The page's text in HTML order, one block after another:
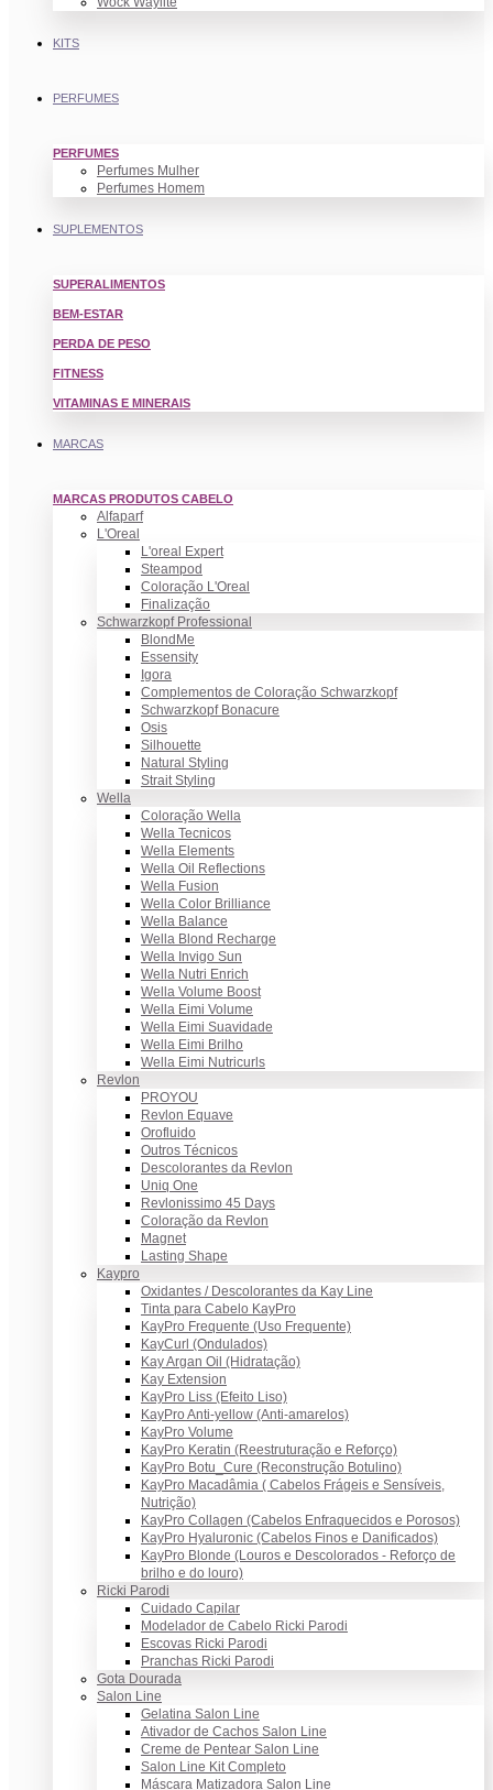
KITS
PERFUMES
PERFUMES
Perfumes Mulher
Perfumes Homem
SUPLEMENTOS
SUPERALIMENTOS
BEM-ESTAR
PERDA DE PESO
FITNESS
VITAMINAS E MINERAIS
MARCAS
MARCAS PRODUTOS CABELO
Alfaparf
L'Oreal
L'oreal Expert
Steampod
Coloração L'Oreal
Finalização
Schwarzkopf Professional
BlondMe
Essensity
Igora
Complementos de Coloração Schwarzkopf
Schwarzkopf Bonacure
Osis
Silhouette
Natural Styling
Strait Styling
Wella
Coloração Wella
Wella Tecnicos
Wella Elements
Wella Oil Reflections
Wella Fusion
Wella Color Brilliance
Wella Balance
Wella Blond Recharge
Wella Invigo Sun
Wella Nutri Enrich
Wella Volume Boost
Wella Eimi Volume
Wella Eimi Suavidade
Wella Eimi Brilho
Wella Eimi Nutricurls
Revlon
PROYOU
Revlon Equave
Orofluido
Outros Técnicos
Descolorantes da Revlon
Uniq One
Revlonissimo 45 Days
Coloração da Revlon
Magnet
Lasting Shape
Kaypro
Oxidantes / Descolorantes da Kay Line
Tinta para Cabelo KayPro
KayPro Frequente (Uso Frequente)
KayCurl (Ondulados)
Kay Argan Oil (Hidratação)
Kay Extension
KayPro Liss (Efeito Liso)
KayPro Anti-yellow (Anti-amarelos)
KayPro Volume
KayPro Keratin (Reestruturação e Reforço)
KayPro Botu_Cure (Reconstrução Botulino)
KayPro Macadâmia ( Cabelos Frágeis e Sensíveis,
Nutrição)
KayPro Collagen (Cabelos Enfraquecidos e Porosos)
KayPro Hyaluronic (Cabelos Finos e Danificados)
KayPro Blonde (Louros e Descolorados - Reforço de
brilho e do louro)
Ricki Parodi
Cuidado Capilar
Modelador de Cabelo Ricki Parodi
Escovas Ricki Parodi
Pranchas Ricki Parodi
Gota Dourada
Salon Line
Gelatina Salon Line
Ativador de Cachos Salon Line
Creme de Pentear Salon Line
Salon Line Kit Completo
Máscara Matizadora Salon Line